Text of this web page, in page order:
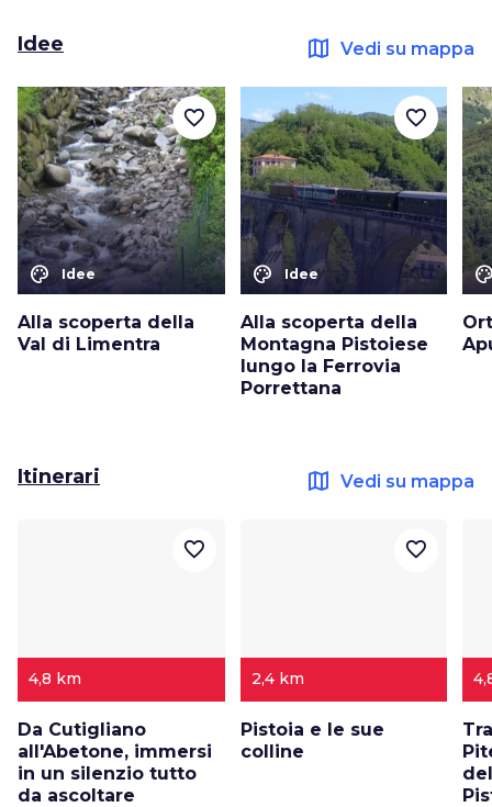
Idee map Vedi su mappa
color_lens Idee
Alla scoperta della
Val di Limentra
favorite_border
color_lens Idee
Alla scoperta della
Montagna Pistoiese
lungo la Ferrovia
Porrettana
favorite_border
Itinerari map Vedi su mappa
4,8 km
Da Cutigliano
all'Abetone, immersi
in un silenzio tutto
da ascoltare
favorite_border
2,4 km
Pistoia e le sue
colline
favorite_border